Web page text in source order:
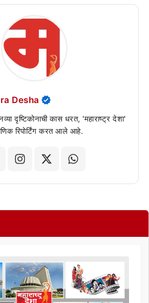
Desha
दृष्टिकोनाची कास धरत, 'महाराष्ट्र देशा'
रिपोर्टिंग करत आले आहे.